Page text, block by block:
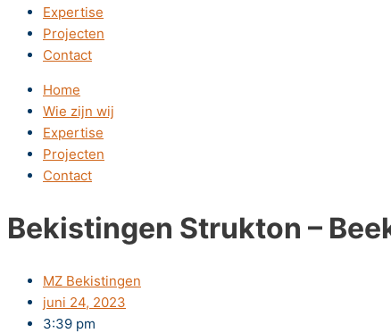
Expertise
Projecten
Contact
Home
Wie zijn wij
Expertise
Projecten
Contact
Bekistingen Strukton –
MZ Bekistingen
juni 24, 2023
3:39 pm